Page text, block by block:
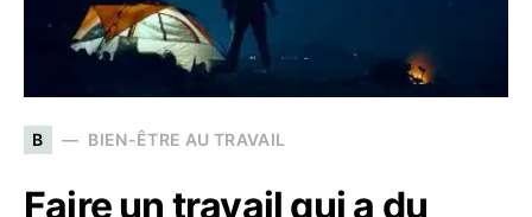
B BIEN-ÊTRE AU TRAVAIL
Faire un travail qui a du